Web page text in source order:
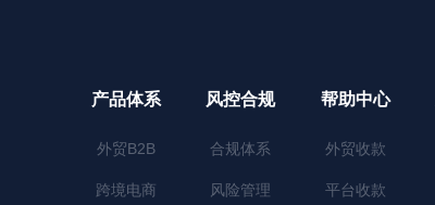
产品体系
外贸B2B
跨境电商
风控合规
合规体系
风险管理
帮助中心
外贸收款
平台收款